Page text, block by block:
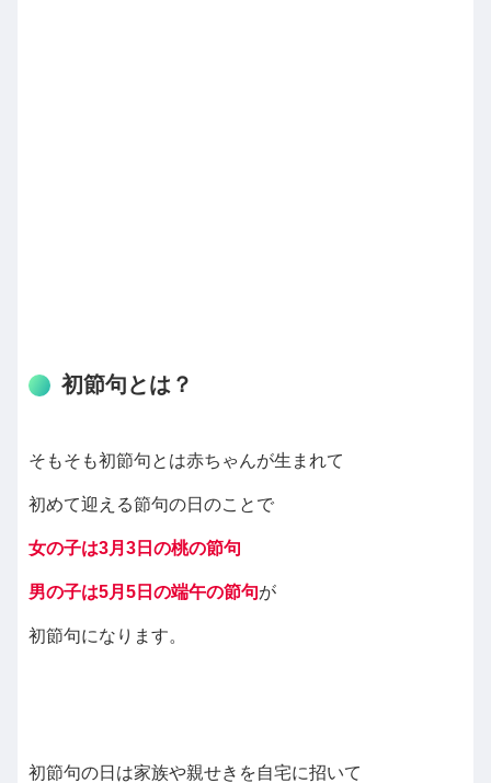
初節句とは？
そもそも初節句とは赤ちゃんが生まれて
初めて迎える節句の日のことで
女の子は3月3日の桃の節句
男の子は5月5日の端午の節句が
初節句になります。
初節句の日は家族や親せきを自宅に招いて